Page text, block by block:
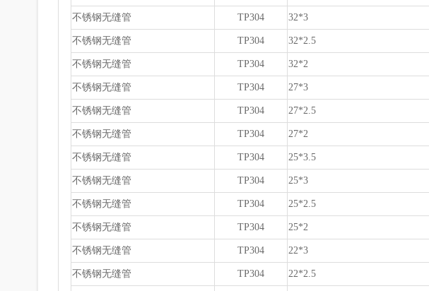
不锈钢无缝管 TP304 32*3
不锈钢无缝管 TP304 32*2.5
不锈钢无缝管 TP304 32*2
不锈钢无缝管 TP304 27*3
不锈钢无缝管 TP304 27*2.5
不锈钢无缝管 TP304 27*2
不锈钢无缝管 TP304 25*3.5
不锈钢无缝管 TP304 25*3
不锈钢无缝管 TP304 25*2.5
不锈钢无缝管 TP304 25*2
不锈钢无缝管 TP304 22*3
不锈钢无缝管 TP304 22*2.5